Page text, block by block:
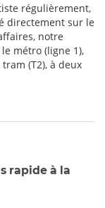
régulièrement,
directement sur le
notre
le métro (ligne 1),
(T2), à deux
rapide à la